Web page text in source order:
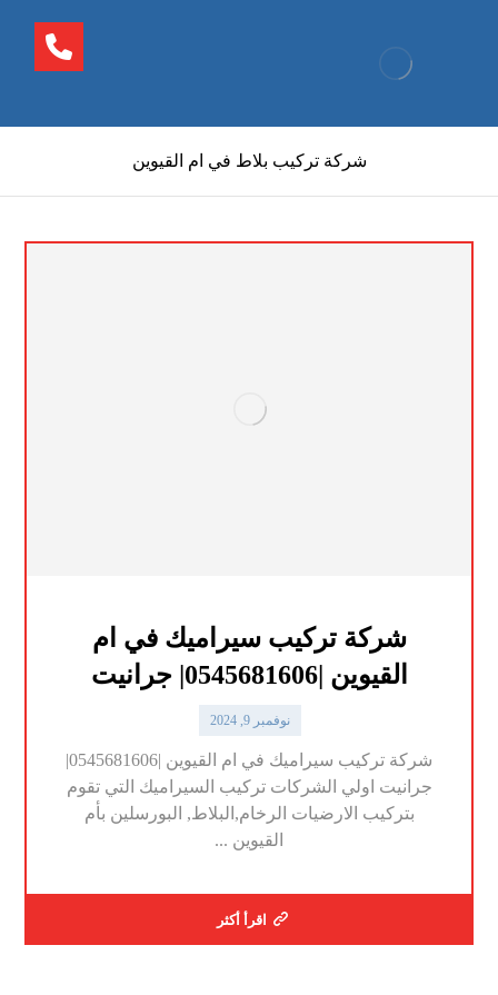
شركة تركيب بلاط في ام القيوين
شركة تركيب سيراميك في ام
القيوين |0545681606| جرانيت
نوفمبر 9, 2024
شركة تركيب سيراميك في ام القيوين |0545681606|
جرانيت اولي الشركات تركيب السيراميك التي تقوم
بتركيب الارضيات الرخام,البلاط, البورسلين بأم
القيوين ...
اقرأ أكثر